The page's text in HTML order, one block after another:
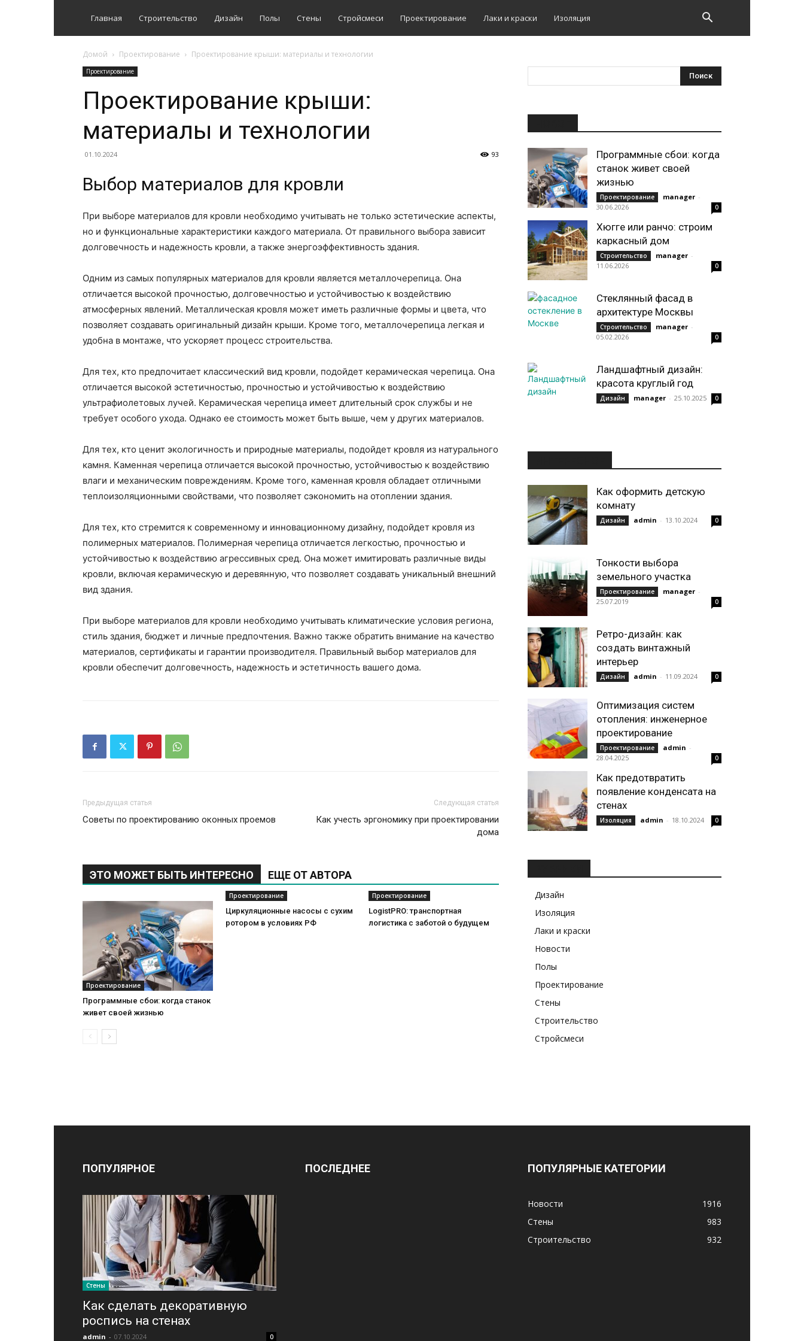
Главная Строительство Дизайн Полы Стены Стройсмеси Проектирование Лаки и краски Изоляция
Домой Проектирование Проектирование крыши: материалы и технологии
Проектирование
Проектирование крыши:
материалы и технологии
01.10.2024 93
Выбор материалов для кровли
При выборе материалов для кровли необходимо учитывать не только эстетические аспекты,
но и функциональные характеристики каждого материала. От правильного выбора зависит
долговечность и надежность кровли, а также энергоэффективность здания.
Одним из самых популярных материалов для кровли является металлочерепица. Она
отличается высокой прочностью, долговечностью и устойчивостью к воздействию
атмосферных явлений. Металлическая кровля может иметь различные формы и цвета, что
позволяет создавать оригинальный дизайн крыши. Кроме того, металлочерепица легкая и
удобна в монтаже, что ускоряет процесс строительства.
Для тех, кто предпочитает классический вид кровли, подойдет керамическая черепица. Она
отличается высокой эстетичностью, прочностью и устойчивостью к воздействию
ультрафиолетовых лучей. Керамическая черепица имеет длительный срок службы и не
требует особого ухода. Однако ее стоимость может быть выше, чем у других материалов.
Для тех, кто ценит экологичность и природные материалы, подойдет кровля из натурального
камня. Каменная черепица отличается высокой прочностью, устойчивостью к воздействию
влаги и механическим повреждениям. Кроме того, каменная кровля обладает отличными
теплоизоляционными свойствами, что позволяет сэкономить на отоплении здания.
Для тех, кто стремится к современному и инновационному дизайну, подойдет кровля из
полимерных материалов. Полимерная черепица отличается легкостью, прочностью и
устойчивостью к воздействию агрессивных сред. Она может имитировать различные виды
кровли, включая керамическую и деревянную, что позволяет создавать уникальный внешний
вид здания.
При выборе материалов для кровли необходимо учитывать климатические условия региона,
стиль здания, бюджет и личные предпочтения. Важно также обратить внимание на качество
материалов, сертификаты и гарантии производителя. Правильный выбор материалов для
кровли обеспечит долговечность, надежность и эстетичность вашего дома.
Предыдущая статья
Советы по проектированию оконных проемов
Следующая статья
Как учесть эргономику при проектировании
дома
ЭТО МОЖЕТ БЫТЬ ИНТЕРЕСНО ЕЩЕ ОТ АВТОРА
Проектирование
Программные сбои: когда станок
живет своей жизнью
Проектирование
Циркуляционные насосы с сухим
ротором в условиях РФ
Проектирование
LogistPRO: транспортная
логистика с заботой о будущем
Программные сбои: когда
станок живет своей
жизнью
Проектирование manager -
30.06.2026
0
Хюгге или ранчо: строим
каркасный дом
Строительство manager -
11.06.2026
0
Стеклянный фасад в
архитектуре Москвы
Строительство manager -
05.02.2026
0
Ландшафтный дизайн:
красота круглый год
Дизайн manager - 25.10.2025 0
Как оформить детскую
комнату
Дизайн admin - 13.10.2024 0
Тонкости выбора
земельного участка
Проектирование manager -
25.07.2019
0
Ретро-дизайн: как
создать винтажный
интерьер
Дизайн admin - 11.09.2024 0
Оптимизация систем
отопления: инженерное
проектирование
Проектирование admin -
28.04.2025
0
Как предотвратить
появление конденсата на
стенах
Изоляция admin - 18.10.2024 0
Дизайн
Изоляция
Лаки и краски
Новости
Полы
Проектирование
Стены
Строительство
Стройсмеси
ПОПУЛЯРНОЕ
Стены
Как сделать декоративную
роспись на стенах
admin - 07.10.2024 0
ПОСЛЕДНЕЕ ПОПУЛЯРНЫЕ КАТЕГОРИИ
Новости
1916
Стены
983
Строительство
932